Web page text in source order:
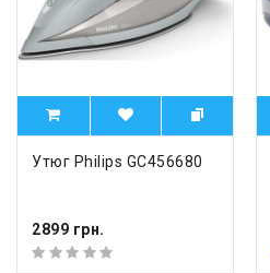
Утюг Philips GC456680
2899 грн.